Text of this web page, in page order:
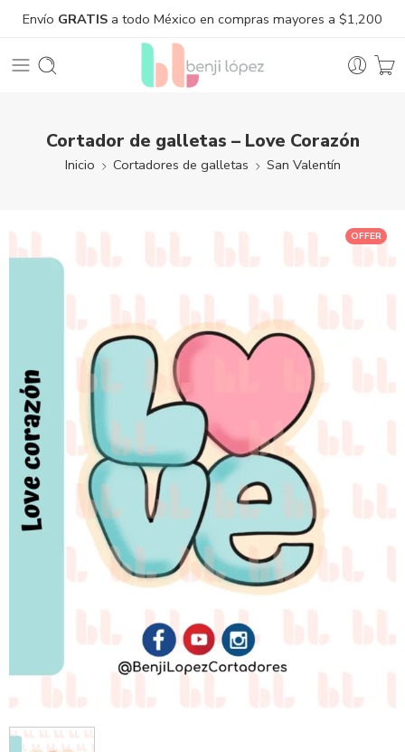
Envío GRATIS a todo México en compras mayores a $1,200
Cortador de galletas – Love Corazón
Inicio Cortadores de galletas San Valentín
OFFER